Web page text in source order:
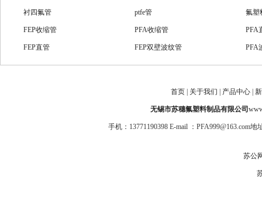
衬四氟管 ptfe管 氟塑
FEP收缩管 PFA收缩管 PFA
FEP直管 FEP双壁波纹管 PFA
FEP热缩套管 PFA双壁波纹管 耐腐
首页 关于我们 产品中心
无锡市苏穗氟塑料制品有限公司
手机：13771190398 E-mail ：PFA999@163.com
苏公